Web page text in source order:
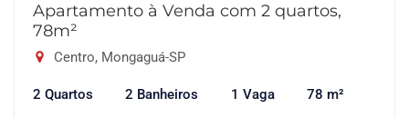
Apartamento à Venda com 2 quartos,
78m²
Centro, Mongaguá-SP
2 Quartos 2 Banheiros 1 Vaga 78 m²